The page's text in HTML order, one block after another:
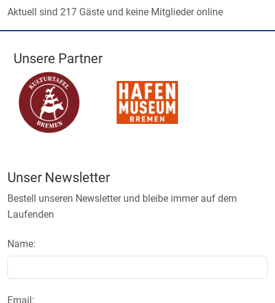
Aktuell sind 217 Gäste und keine Mitglieder online
Unsere Partner
Unser Newsletter
Bestell unseren Newsletter und bleibe immer auf dem
Laufenden
Name:
Email: